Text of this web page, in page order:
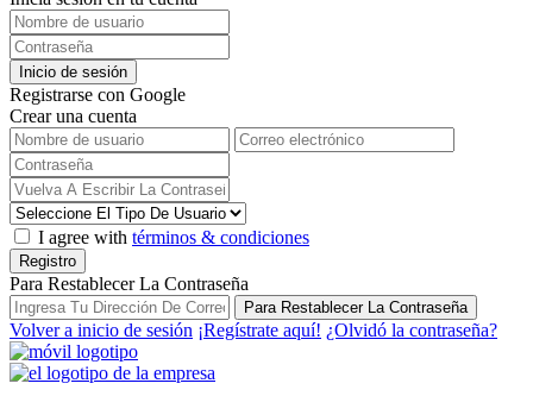
Inicio de sesión
Registrarse con Google
Crear una cuenta
I agree with términos & condiciones
Registro
Para Restablecer La Contraseña
Para Restablecer La Contraseña
Volver a inicio de sesión ¡Regístrate aquí! ¿Olvidó la contraseña?